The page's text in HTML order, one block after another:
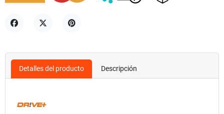
Detalles del producto Descripción